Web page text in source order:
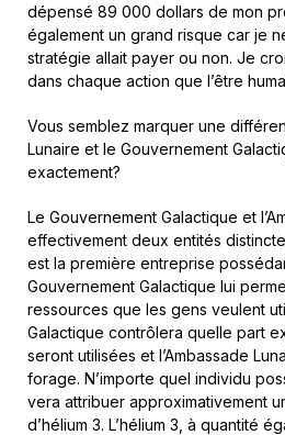
dépensé 89 000 dollars de mon
également un grand risque car je
stratégie allait payer ou non. Je
dans chaque action que l’être
Vous semblez marquer une
Lunaire et le Gouvernement
exactement?
Le Gouvernement Galactique et
effectivement deux entités
est la première entreprise
Gouvernement Galactique lui
ressources que les gens veulent
Galactique contrôlera quelle part
seront utilisées et l’Ambassade
forage. N’importe quel individu
vera attribuer approximativement
d’hélium 3. L’hélium 3, à quantité